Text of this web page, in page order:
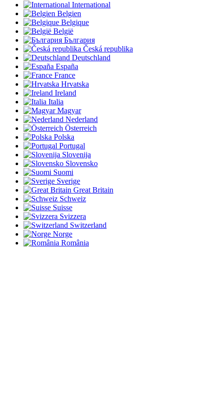
International
Belgien
Belgique
België
България
Česká republika
Deutschland
España
France
Hrvatska
Ireland
Italia
Magyar
Nederland
Österreich
Polska
Portugal
Slovenija
Slovensko
Suomi
Sverige
Great Britain
Schweiz
Suisse
Svizzera
Switzerland
Norge
România